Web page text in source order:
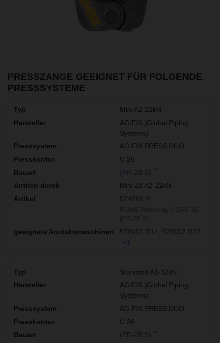
PRESSZANGE GEEIGNET FÜR FOLGENDE
PRESSSYSTEME
Mini A2-22kN
AC-FIX (Global Piping
Systems)
AC-FIX PRESS DUO
U 26
(PR-2B S)
Mini Z8 A2-22kN
574866 R
578001 R14
578002 R22
+1
Standard A1-32kN
AC-FIX (Global Piping
Systems)
AC-FIX PRESS DUO
U 26
(PR-2B S)